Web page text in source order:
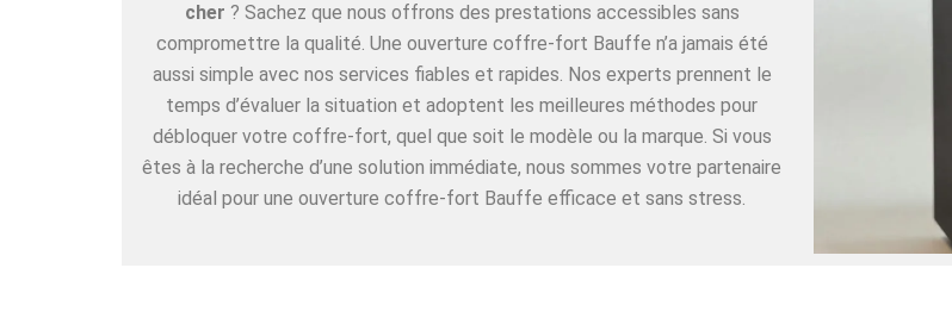
cher ? Sachez que nous offrons des prestations accessibles sans
compromettre la qualité. Une ouverture coffre-fort Bauffe n’a jamais été
aussi simple avec nos services fiables et rapides. Nos experts prennent le
temps d’évaluer la situation et adoptent les meilleures méthodes pour
débloquer votre coffre-fort, quel que soit le modèle ou la marque. Si vous
êtes à la recherche d’une solution immédiate, nous sommes votre partenaire
idéal pour une ouverture coffre-fort Bauffe efficace et sans stress.